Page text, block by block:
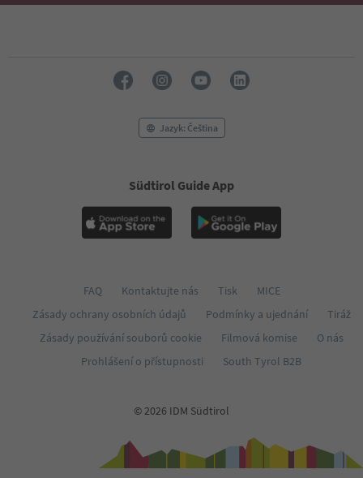
Jazyk: Čeština
Südtirol Guide App
FAQ Kontaktujte nás Tisk
MICE
Zásady ochrany osobních údajů
Podmínky a ujednání
Tiráž
Zásady používání souborů cookie
Filmová komise
O nás
Prohlášení o přístupnosti
South Tyrol B2B
© 2026 IDM Südtirol